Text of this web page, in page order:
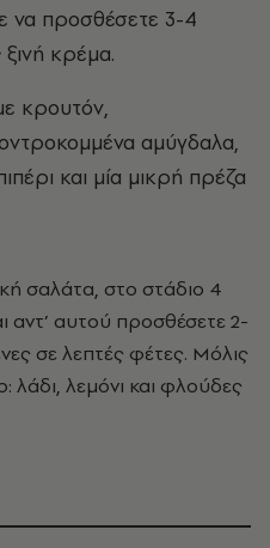
να προσθέσετε 3-4
κρέμα.
κρουτόν,
αμύγδαλα,
και μία μικρή πρέζα
σαλάτα, στο στάδιο 4
αντ’ αυτού προσθέσετε 2-
σε λεπτές φέτες. Μόλις
λεμόνι και φλούδες